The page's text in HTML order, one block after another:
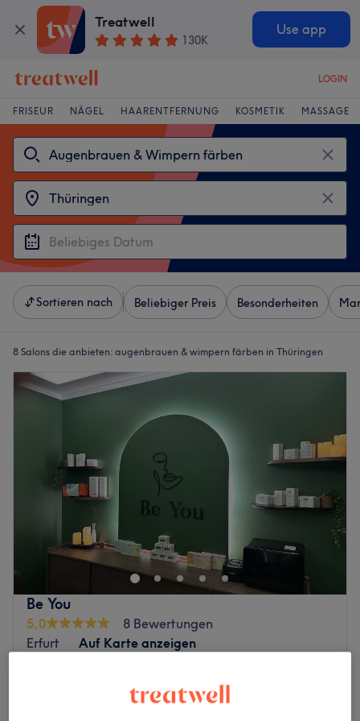
Treatwell
130K
Use app
LOGIN
FRISEUR NÄGEL HAARENTFERNUNG KOSMETIK MASSAGE
Sortieren nach Beliebiger Preis Besonderheiten
8 Salons die anbieten: augenbrauen & wimpern färben in Thüringen
Be You
5,0
8 Bewertungen
Erfurt
Auf Karte anzeigen